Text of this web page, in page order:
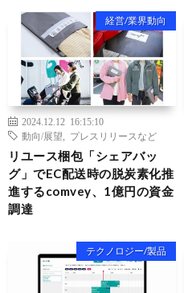
経営/業界動向
2024.12.12 16:15:10
動向/展望
プレスリリースなど
リユース梱包「シェアバッ
グ」でEC配送時の脱炭素化推
進するcomvey、1億円の資金
調達
テクノロジー/製品